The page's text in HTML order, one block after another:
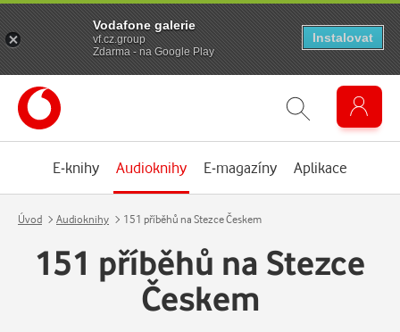
E-knihy Audioknihy E-magazíny Aplikace
Úvod Audioknihy 151 příběhů na Stezce Českem
151 příběhů na Stezce
Českem
Vodafone galerie
vf.cz.group
Zdarma - na Google Play
Instalovat